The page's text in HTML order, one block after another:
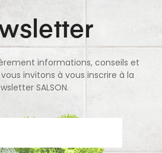
informations, conseils et
invitons à vous inscrire à la
SALSON.